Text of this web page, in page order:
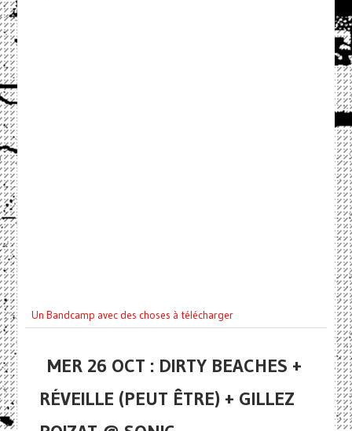
Un Bandcamp avec des choses à télécharger
MER 26 OCT : DIRTY BEACHES +
RÉVEILLE (PEUT ÊTRE) + GILLEZ